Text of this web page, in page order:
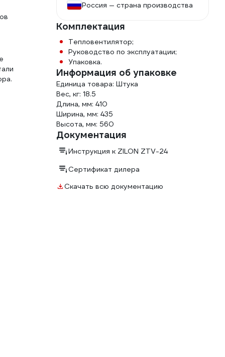
Россия — страна производства
Комплектация
Тепловентилятор;
Руководство по эксплуатации;
Упаковка.
Информация об упаковке
Единица товара: Штука
Вес, кг: 18.5
Длина, мм: 410
Ширина, мм: 435
Высота, мм: 560
Документация
Инструкция к ZILON ZTV-24
Сертификат дилера
Скачать всю документацию